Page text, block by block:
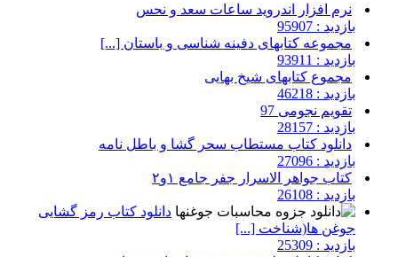
نرم افزار اندروید ساعات سعد و نحس
بازدید : 95907
مجموعه کتابهای دفینه شناسی و باستان [...]
بازدید : 93911
مجموع کتابهای شیخ بهایی
بازدید : 46218
تقویم نجومی 97
بازدید : 28157
دانلود کتاب مستطاب سحر گشا و باطل نامه
بازدید : 27096
کتاب جواهر الاسرار جفر جامع ۱و۲
بازدید : 26108
دانلود کتاب رمز گشایی
جوغن ها(شناخت [...]
بازدید : 25309